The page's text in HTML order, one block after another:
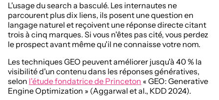
L'usage du search a basculé. Les internautes ne
parcourent plus dix liens, ils posent une question en
langage naturel et reçoivent une réponse directe citant
trois à cinq marques. Si vous n'êtes pas cité, vous perdez
le prospect avant même qu'il ne connaisse votre nom.
Les techniques GEO peuvent améliorer jusqu'à 40 % la
visibilité d'un contenu dans les réponses génératives,
selon l'étude fondatrice de Princeton « GEO: Generative
Engine Optimization » (Aggarwal et al., KDD 2024).